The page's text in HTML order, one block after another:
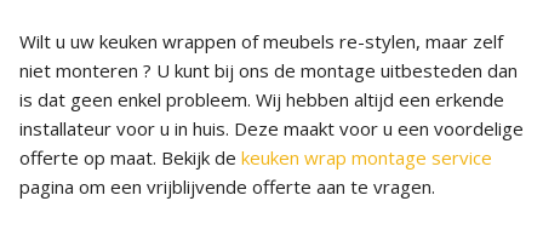
Wilt u uw keuken wrappen of meubels re-stylen, maar zelf
niet monteren ? U kunt bij ons de montage uitbesteden dan
is dat geen enkel probleem. Wij hebben altijd een erkende
installateur voor u in huis. Deze maakt voor u een voordelige
offerte op maat. Bekijk de keuken wrap montage service
pagina om een vrijblijvende offerte aan te vragen.